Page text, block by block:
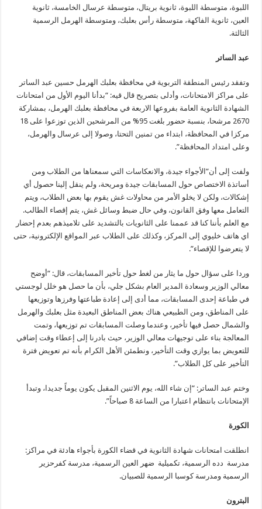
اللبوة، متوسطة اللبوة، ثانوية بريتال، متوسطة عرسال الخامسة، ثانوية
العين، ثانوية الفاكهة، متوسطة رأس بعلبك، ومتوسطة الهرمل الرسمية
الثالثة.
عبد الساتر
وتفقد رئيس المنطقة التربوية في محافظة بعلبك الهرمل حسين عبد الساتر
على مراكز الامتحانات، وأدلى بتصريح قال قيه: “بدأنا اليوم الأول من امتحانات
الشهادة الثانوية العامة بفروعها الاربعة في محافظة بعلبك الهرمل، بمشاركة
2670 مرشحا، بنسبة حضور بلغت 95% من المرشحين الذين توزعوا على 18
مركزا في المحافظة، ابتداء من تمنين التحتا، وصولا إلى عرسال والهرمل،
وعلى امتداد المحافظة”.
ولفت إلى أن”الأجواء جيدة، والانعكاسات التي سمعناها من الطلاب ومن
أساتذة الاختصاص حول المسابقات جيدة ومريحة، ولم ينقل إلينا حصول أي
إشكالات، ولكن لا يخلو الأمر من محاولات غش يقوم بها بعض الطلاب، ويتم
التعامل معها وفق القانون، وفي حال ضبط وسائل غش، يتم إقصاء الطالب.
مع العلم بأننا كنا قد عممنا على الثانويات بالتشديد على تلاميذهم بعدم إحضار
اي هاتف خليوي إلى المركز، وكذلك على الطلاب عبر المواقع الإلكترونية، حتى
لا يتعرضوا للإقصاء”.
وردا على سؤال حول ما يثار من لغط حول تأخير المسابقات، قال: “أوضح
معالي الوزير وسعادة المدير العام بشكل جلي، بأن ما حصل هو خلل لوجستي
في طباعة إحدى المسابقات، مما أدى إلى إعادة طباعتها وفرزها وتوزيعها
على المناطق، ومن الطبيعي هناك بعض المناطق البعيدة مثل بعلبك والهرمل
والشمال حصل فيها تأخير، وعندما وصلت المسابقات تم توزيعها، وتمت
المعالجة بناء على توجيهات معالي الوزير، حيث بادرنا إلى إعطاء وقت إضافي
للتعويض بما يوازي وقت التأخير، ونطمئن الأهل الكرام بأنه تم تعويض فترة
التأخير على كل الطلاب”.
وختم عبد الساتر: “إن شاء الله، يوم الاثنين المقبل يكون يوماً جديدا، وتبدأ
الإمتحانات بانتظام اعتبارا من الساعة 8 صباحاً”.
الكورة
انطلقت امتحانات شهادة الثانوية في قضاء الكورة بأجواء هادئة في مراكز:
مدرسة دده الرسمية، تكميلية ضهر العين الرسمية، مدرسة كفرحزير
الرسمية ومدرسة كوسبا الرسمية للصبيان.
البترون